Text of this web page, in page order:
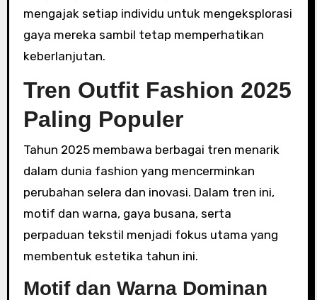
mengajak setiap individu untuk mengeksplorasi
gaya mereka sambil tetap memperhatikan
keberlanjutan.
Tren Outfit Fashion 2025
Paling Populer
Tahun 2025 membawa berbagai tren menarik
dalam dunia fashion yang mencerminkan
perubahan selera dan inovasi. Dalam tren ini,
motif dan warna, gaya busana, serta
perpaduan tekstil menjadi fokus utama yang
membentuk estetika tahun ini.
Motif dan Warna Dominan